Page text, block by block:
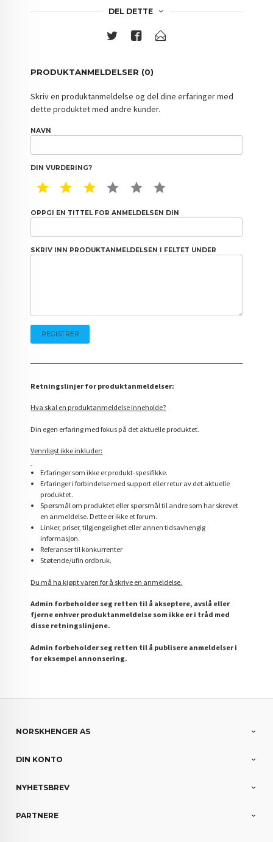
DEL DETTE
PRODUKTANMELDELSER (0)
Skriv en produktanmeldelse og del dine erfaringer med
dette produktet med andre kunder.
NAVN
DIN VURDERING?
1 STAR2 STAR3 STAR4 STAR5 STAR
OPPGI EN TITTEL FOR ANMELDELSEN DIN
SKRIV INN PRODUKTANMELDELSEN I FELTET UNDER
Retningslinjer for produktanmeldelser:
Hva skal en produktanmeldelse inneholde?
Din egen erfaring med fokus på det aktuelle produktet.
Vennligst ikke inkluder:
Erfaringer som ikke er produkt-spesifikke.
Erfaringer i forbindelse med support eller retur av det aktuelle
produktet.
Spørsmål om produktet eller spørsmål til andre som har skrevet
en anmeldelse. Dette er ikke et forum.
Linker, priser, tilgjengelighet eller annen tidsavhengig
informasjon.
Referanser til konkurrenter
Støtende/ufin ordbruk.
Du må ha kjøpt varen for å skrive en anmeldelse.
Admin forbeholder seg retten til å akseptere, avslå eller
fjerne enhver produktanmeldelse som ikke er i tråd med
disse retningslinjene.
Admin forbeholder seg retten til å publisere anmeldelser i
for eksempel annonsering.
NORSKHENGER AS
DIN KONTO
NYHETSBREV
PARTNERE